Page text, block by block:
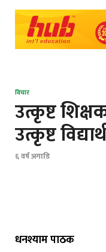
विचार
उत्कृष्ट
उत्कृष्ट
६ वर्ष अगाडि
धनश्याम पाठक